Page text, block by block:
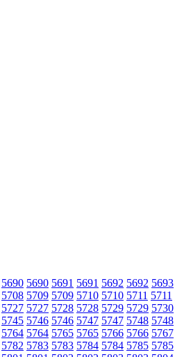
5690 5690 5691 5691 5692 5692 5693
5708 5709 5709 5710 5710 5711 5711
5727 5727 5728 5728 5729 5729 5730
5745 5746 5746 5747 5747 5748 5748
5764 5764 5765 5765 5766 5766 5767
5782 5783 5783 5784 5784 5785 5785